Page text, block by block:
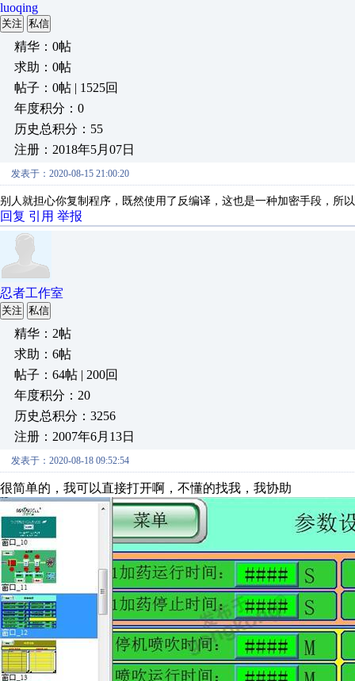
luoqing
关注 私信
精华：0帖
求助：0帖
帖子：0帖 | 1525回
年度积分：0
历史总积分：55
注册：2018年5月07日
发表于：2020-08-15 21:00:20
别人就担心你复制程序，既然使用了反编译，这也是一种加密手段，所
回复 引用 举报
忍者工作室
关注 私信
精华：2帖
求助：6帖
帖子：64帖 | 200回
年度积分：20
历史总积分：3256
注册：2007年6月13日
发表于：2020-08-18 09:52:54
很简单的，我可以直接打开啊，不懂的找我，我协助